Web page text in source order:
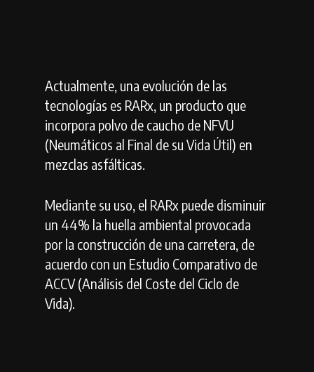
Actualmente, una evolución de las
tecnologías es RARx, un producto que
incorpora polvo de caucho de NFVU
(Neumáticos al Final de su Vida Útil) en
mezclas asfálticas.
Mediante su uso, el RARx puede disminuir
un 44% la huella ambiental provocada
por la construcción de una carretera, de
acuerdo con un Estudio Comparativo de
ACCV (Análisis del Coste del Ciclo de
Vida).